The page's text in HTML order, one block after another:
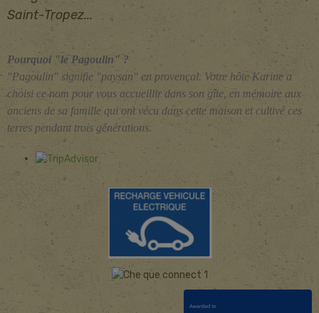
Saint-Tropez...
Pourquoi "le Pagoulin" ?
"Pagoulin" signifie "paysan" en provençal. Votre hôte Karine a
choisi ce nom pour vous accueillir dans son gîte, en mémoire aux
anciens de sa famille qui ont vécu dans cette maison et cultivé ces
terres pendant trois générations.